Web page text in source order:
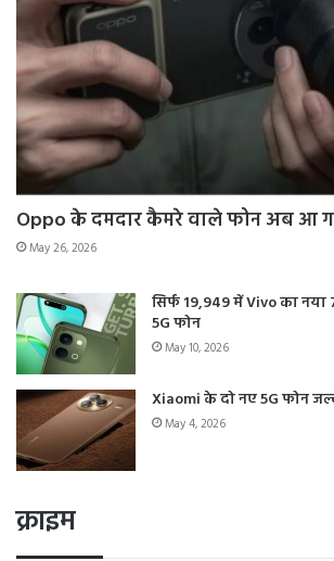
Oppo के दमदार कैमरे वाले फोन अब आ
May 26, 2026
सिर्फ 19,949 में Vivo का नया
5G फोन
May 10, 2026
Xiaomi के दो नए 5G फोन
May 4, 2026
क्राइम